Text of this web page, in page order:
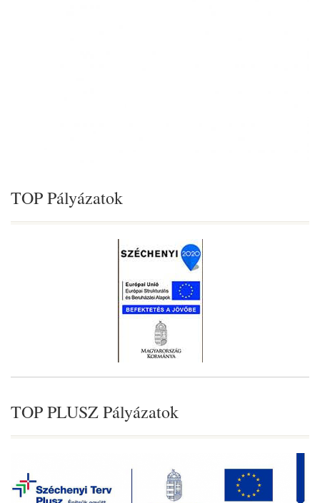
TOP Pályázatok
TOP PLUSZ Pályázatok